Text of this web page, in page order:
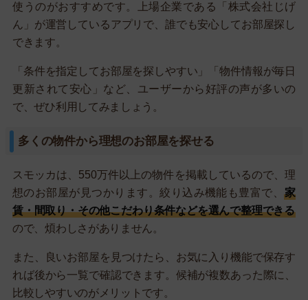
使うのがおすすめです。上場企業である「株式会社じげ
ん」が運営しているアプリで、誰でも安心してお部屋探し
できます。
「条件を指定してお部屋を探しやすい」「物件情報が毎日
更新されて安心」など、ユーザーから好評の声が多いの
で、ぜひ利用してみましょう。
多くの物件から理想のお部屋を探せる
スモッカは、550万件以上の物件を掲載しているので、理
想のお部屋が見つかります。絞り込み機能も豊富で、家
賃・間取り・その他こだわり条件などを選んで整理できる
ので、煩わしさがありません。
また、良いお部屋を見つけたら、お気に入り機能で保存す
れば後から一覧で確認できます。候補が複数あった際に、
比較しやすいのがメリットです。